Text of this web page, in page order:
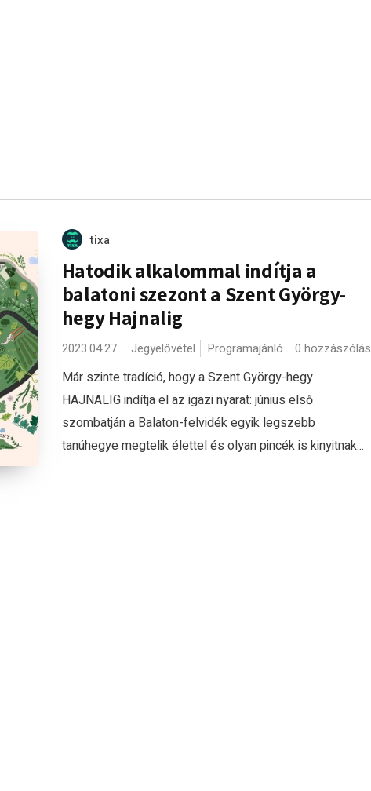
tixa
Hatodik alkalommal indítja a
balatoni szezont a Szent György-
hegy Hajnalig
2023.04.27. Jegyelővétel Programajánló 0 hozzászólás
Már szinte tradíció, hogy a Szent György-hegy
HAJNALIG indítja el az igazi nyarat: június első
szombatján a Balaton-felvidék egyik legszebb
tanúhegye megtelik élettel és olyan pincék is kinyitnak...